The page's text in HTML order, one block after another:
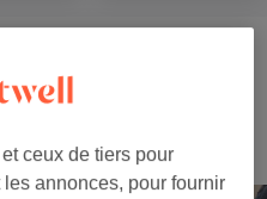
de détails
ceux de tiers pour
annonces, pour fournir